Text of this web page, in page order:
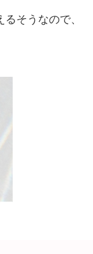
そうなので、